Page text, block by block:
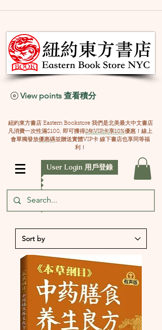
View points 查看積分
紐約東方書店 Eastern Bookstore 我們是北美最大中文書店
凡消費一次性滿$100, 即可獲得2年VIP卡享10%優惠！線上
會單獨發放優惠碼並贈送實體VIP卡 線下書店也享同等福
利！
User Login 用戶登錄